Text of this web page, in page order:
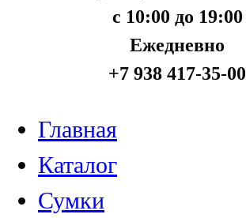
с 10:00 до 19:00
Ежедневно
+7 938 417-35-00
Главная
Каталог
Сумки